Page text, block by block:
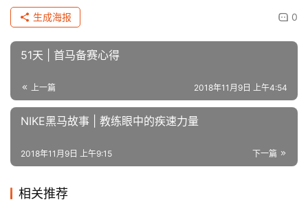
0
生成海报
51天 | 首马备赛心得
上一篇 2018年11月9日 上午4:54
NIKE黑马故事 | 教练眼中的疾速力量
下一篇
2018年11月9日 上午9:15
相关推荐